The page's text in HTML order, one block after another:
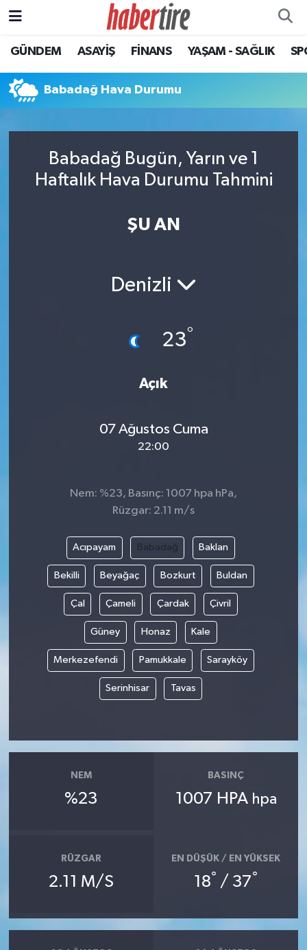
GÜNDEM ASAYİŞ FİNANS YAŞAM - SAĞLIK
Babadağ Hava Durumu
Babadağ Bugün, Yarın ve 1
Haftalık Hava Durumu Tahmini
ŞU AN
Denizli
23°
Açık
07 Ağustos Cuma
22:00
Nem: %23, Basınç: 1007 hpa hPa,
Rüzgar: 2.11 m/s
Acıpayam Babadağ Baklan
Bekilli Beyağaç Bozkurt Buldan
Çal Çameli Çardak Çivril
Güney Honaz Kale
Merkezefendi Pamukkale Sarayköy
Serinhisar Tavas
NEM
%23
BASINÇ
1007 HPA hpa
RÜZGAR
2.11 M/S
EN DÜŞÜK / EN YÜKSEK
18° / 37°
Tire Nöbetçi Eczaneler
Tire Hava Durumu
Süper Lig Puan Durumu ve Fikstür
Son Dakika Haberleri